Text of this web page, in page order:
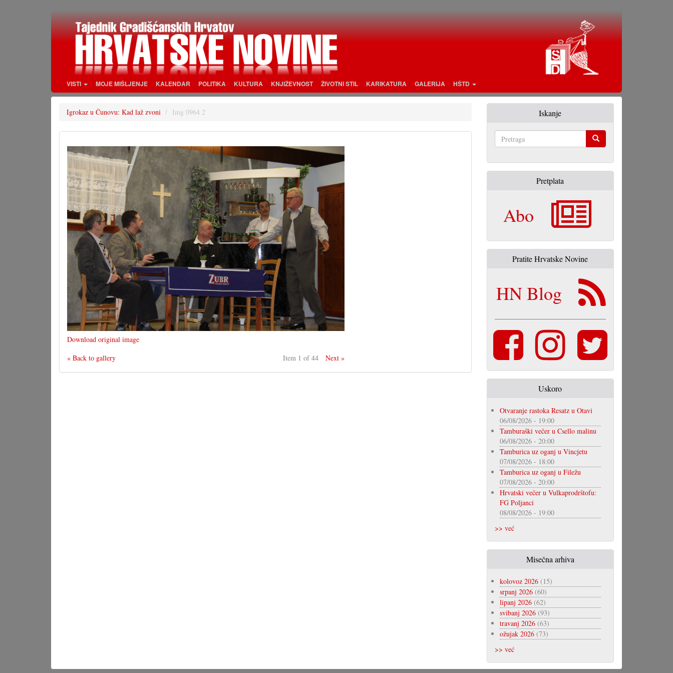
VISTI MOJE MIŠLJENJE KALENDAR POLITIKA KULTURA KNJIŽEVNOST ŽIVOTNI STIL KARIKATURA GALERIJA HŠTD
Igrokaz u Čunovu: Kad laž zvoni Img 0964 2
Download original image
« Back to gallery
Item 1 of 44 Next »
Iskanje
Pretplata
Abo
Pratite Hrvatske Novine
HN Blog
Uskoro
Otvaranje rastoka Resatz u Otavi
06/08/2026 - 19:00
Tamburaški večer u Csello malinu
06/08/2026 - 20:00
Tamburica uz oganj u Vincjetu
07/08/2026 - 18:00
Tamburica uz oganj u Filežu
07/08/2026 - 20:00
Hrvatski večer u Vulkaprodrštofu:
FG Poljanci
08/08/2026 - 19:00
>> već
Misečna arhiva
kolovoz 2026(15)
srpanj 2026(60)
lipanj 2026(62)
svibanj 2026(93)
travanj 2026(63)
ožujak 2026(73)
>> već